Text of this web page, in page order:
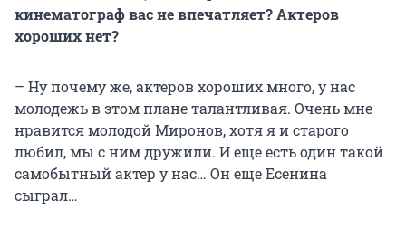
кинематограф вас не впечатляет? Актеров
хороших нет?
– Ну почему же, актеров хороших много, у нас
молодежь в этом плане талантливая. Очень мне
нравится молодой Миронов, хотя я и старого
любил, мы с ним дружили. И еще есть один такой
самобытный актер у нас… Он еще Есенина
сыграл…